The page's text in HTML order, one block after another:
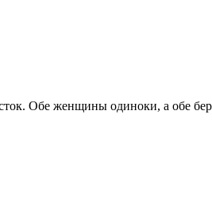
Обе женщины одиноки, а обе